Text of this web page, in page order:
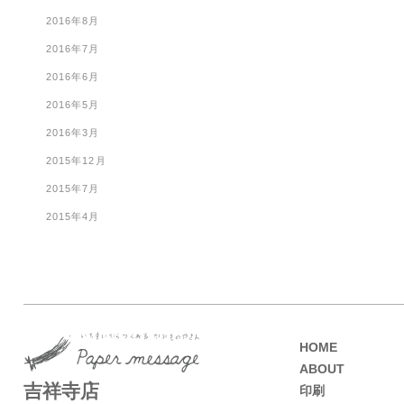
2016年8月
2016年7月
2016年6月
2016年5月
2016年3月
2015年12月
2015年7月
2015年4月
吉祥寺店
HOME
ABOUT
印刷